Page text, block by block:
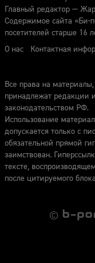
Главный редактор —
Содержимое сайта «Би-
посетителей старше 16
О нас
Контактная
Все права на
принадлежат редакции
законодательством РФ.
Использование
допускается только с
обязательной прямой
заимствован.
тексте,
после цитируемого
©